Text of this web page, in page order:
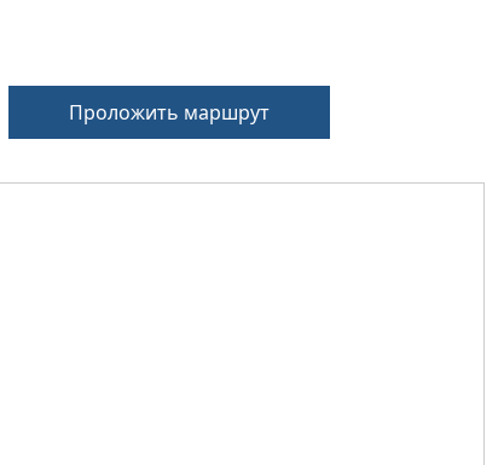
Проложить маршрут